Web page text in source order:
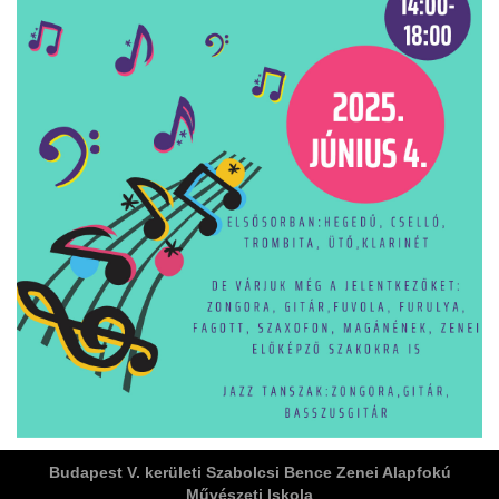
Területi Válogatója
Budapest V. kerületi Szabolcsi Bence Zenei Alapfokú
Művészeti Iskola